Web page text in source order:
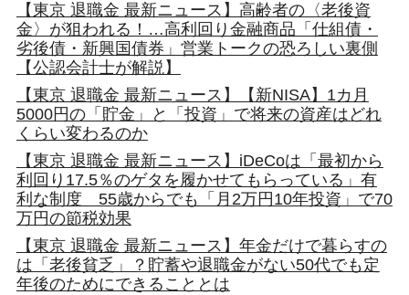
【東京 退職金 最新ニュース】高齢者の〈老後資
金〉が狙われる！…高利回り金融商品「仕組債・
劣後債・新興国債券」営業トークの恐ろしい裏側
【公認会計士が解説】
【東京 退職金 最新ニュース】【新NISA】1カ月
5000円の「貯金」と「投資」で将来の資産はどれ
くらい変わるのか
【東京 退職金 最新ニュース】iDeCoは「最初から
利回り17.5％のゲタを履かせてもらっている」有
利な制度 55歳からでも「月2万円10年投資」で70
万円の節税効果
【東京 退職金 最新ニュース】年金だけで暮らすの
は「老後貧乏」？貯蓄や退職金がない50代でも定
年後のためにできることとは